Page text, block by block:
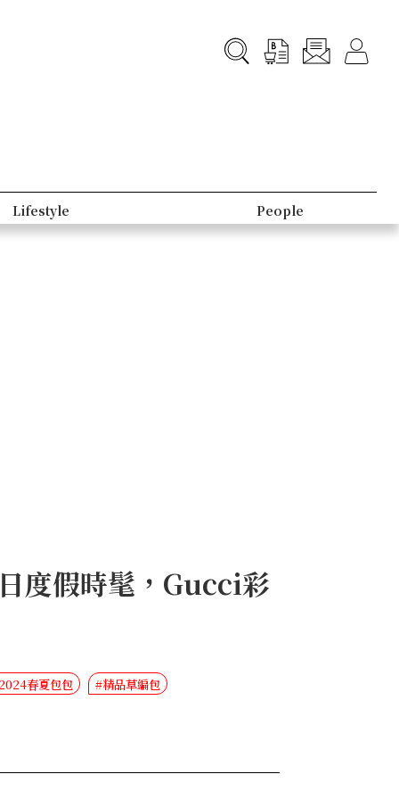
Lifestyle People
度假時髦，Gucci彩
春夏包包 #精品草編包